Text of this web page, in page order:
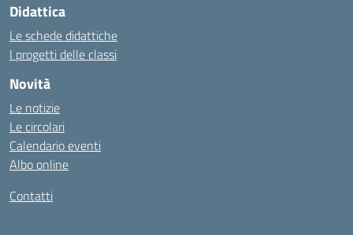
https://cbt.mtstisungaiguntung.sch.id/
https://cesarpsicanalista.com/
https://aprici.am/
https://ammax.com.br/contato/
https://jsph.loupiasconference.org/
https://barconsultant.fr/
https://honda-permata.id
https://consumidor.educandoalcampo.org/
https://supremesolar.id/about-us/
Didattica
Le schede didattiche
I progetti delle classi
Novità
Le notizie
Le circolari
Calendario eventi
Albo online
Contatti